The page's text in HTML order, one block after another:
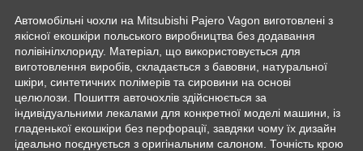
Автомобільні чохли на Mitsubishi Pajero Vagon виготовлені з
якісної екошкіри польського виробництва без додавання
полівінілхлориду. Матеріал, що використовується для
виготовлення виробів, складається з бавовни, натуральної
шкіри, синтетичних полімерів та сировини на основі
целюлози. Пошиття авточохлів здійснюється за
індивідуальними лекалами для конкретної моделі машини, із
гладенької екошкіри без перфорації, завдяки чому їх дизайн
ідеально поєднується з оригінальним салоном. Точність крою